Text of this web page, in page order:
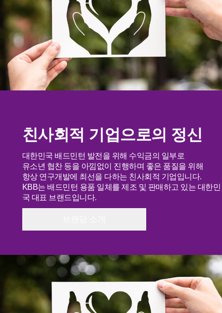
친사회적 기업으로의 정신
대한민국 배드민턴 발전을 위해 수익금의 일부로
유소년 협찬 등을 아낌없이 진행하며 좋은 품질을 위해
항상 연구개발에 최선을 다하는 친사회적 기업입니다.
KBB는 배드민턴 용품 일체를 제조 및 판매하고 있는 대한민
국 대표 브랜드입니다.